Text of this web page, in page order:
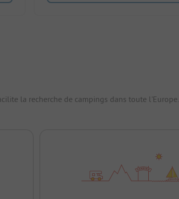
la recherche de campings dans toute l'Europe.